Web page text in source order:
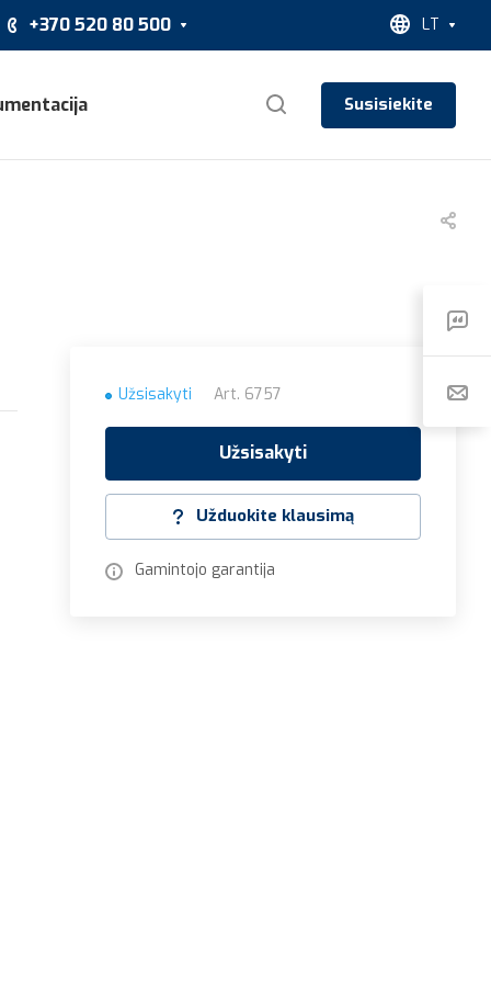
+370 520 80 500 LT
Susisiekite
Užsisakyti Art. 6757
Užsisakyti
Užduokite klausimą
Gamintojo garantija